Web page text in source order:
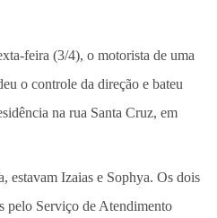
feira (3/4), o motorista de uma
o controle da direção e bateu
na rua Santa Cruz, em
estavam Izaias e Sophya. Os dois
pelo Serviço de Atendimento